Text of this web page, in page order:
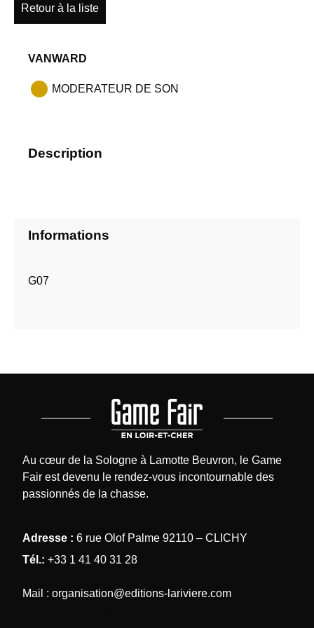
Retour à la liste
VANWARD
MODERATEUR DE SON
Description
Informations
G07
Au cœur de la Sologne à Lamotte Beuvron, le Game
Fair est devenu le rendez-vous incontournable des
passionnés de la chasse.
Adresse : 6 rue Olof Palme 92110 – CLICHY
Tél.: +33 1 41 40 31 28
Mail : organisation@editions-lariviere.com